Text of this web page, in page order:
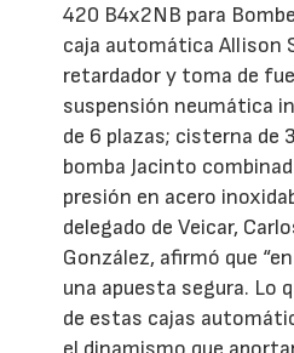
420 B4x2NB para
caja automática Allison
retardador y toma de
suspensión neumática
de 6 plazas; cisterna de
bomba Jacinto
presión en acero
delegado de Veicar,
González, afirmó que
una apuesta segura. Lo
de estas cajas